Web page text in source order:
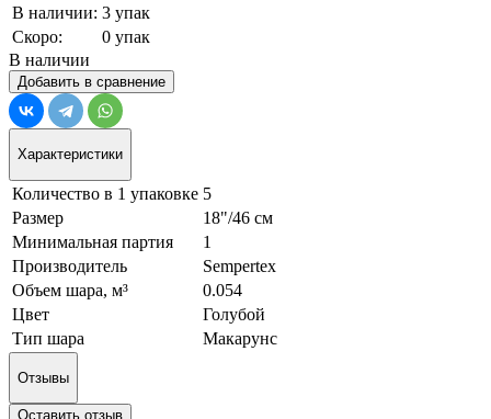
В наличии: 3 упак
Скоро:
0 упак
В наличии
Добавить в сравнение
Характеристики
Количество в 1 упаковке 5
Размер
18"/46 см
Минимальная партия
1
Производитель
Sempertex
Объем шара, м³
0.054
Цвет
Голубой
Тип шара
Макарунс
Отзывы
Оставить отзыв